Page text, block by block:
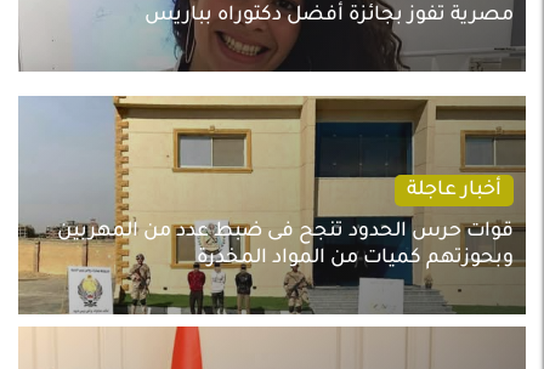
مصرية تفوز بجائزة أفضل دكتوراه بباريس
أخبار عاجلة
قوات حرس الحدود تنجح فى ضبط عدد من المهربين
وبحوزتهم كميات من المواد المخدرة